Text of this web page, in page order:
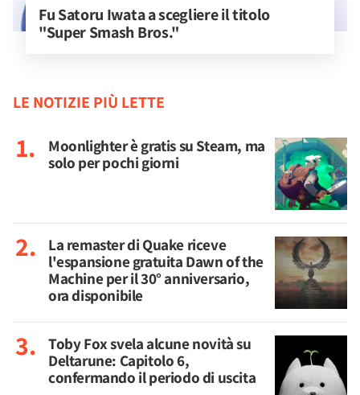
Fu Satoru Iwata a scegliere il titolo
"Super Smash Bros."
LE NOTIZIE PIÙ LETTE
Moonlighter è gratis su Steam, ma
solo per pochi giorni
La remaster di Quake riceve
l'espansione gratuita Dawn of the
Machine per il 30° anniversario,
ora disponibile
Toby Fox svela alcune novità su
Deltarune: Capitolo 6,
confermando il periodo di uscita